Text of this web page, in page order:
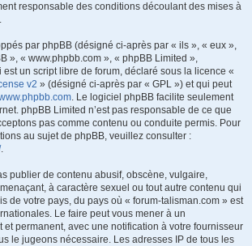
responsable des conditions découlant des mises à
par phpBB (désigné ci-après par « ils », « eux »,
», « www.phpbb.com », « phpBB Limited »,
un script libre de forum, déclaré sous la licence «
v2 » (désigné ci-après par « GPL ») et qui peut
. Le logiciel phpBB facilite seulement
phpBB Limited n’est pas responsable de ce que
pas comme contenu ou conduite permis. Pour
au sujet de phpBB, veuillez consulter :
.
publier de contenu abusif, obscène, vulgaire,
à caractère sexuel ou tout autre contenu qui
de votre pays, du pays où « forum-talisman.com » est
Le faire peut vous mener à un
et permanent, avec une notification à votre fournisseur
le jugeons nécessaire. Les adresses IP de tous les